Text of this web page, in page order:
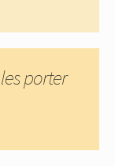
porter